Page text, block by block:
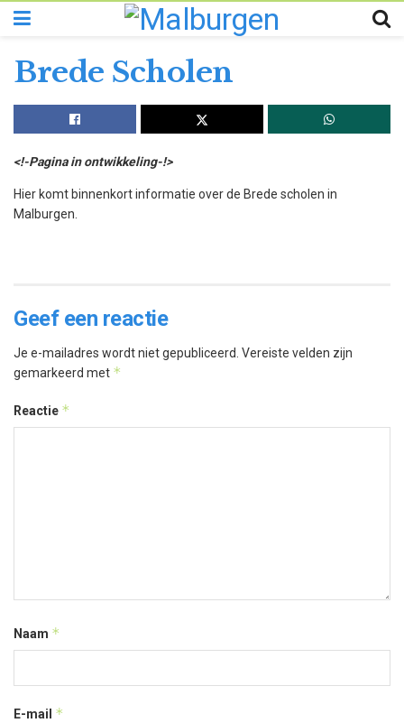
Brede Scholen
<!-Pagina in ontwikkeling-!>
Hier komt binnenkort informatie over de Brede scholen in
Malburgen.
Geef een reactie
Je e-mailadres wordt niet gepubliceerd. Vereiste velden zijn
gemarkeerd met *
Reactie *
Naam *
E-mail *